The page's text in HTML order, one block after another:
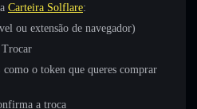
Carteira Solflare:
ou extensão de navegador)
Trocar
como o token que queres comprar
a troca